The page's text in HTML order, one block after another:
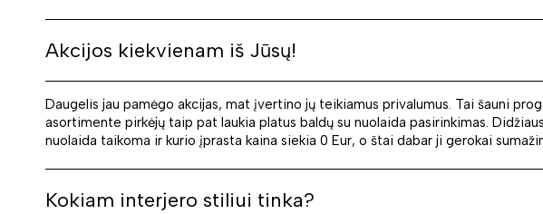
Akcijos kiekvienam iš Jūsų!
Daugelis jau pamėgo akcijas, mat įvertino jų teikiamus privalumus. Tai šauni
asortimente pirkėjų taip pat laukia platus baldų su nuolaida pasirinkimas.
nuolaida taikoma ir kurio įprasta kaina siekia 0 Eur, o štai dabar ji gerokai
Kokiam interjero stiliui tinka?